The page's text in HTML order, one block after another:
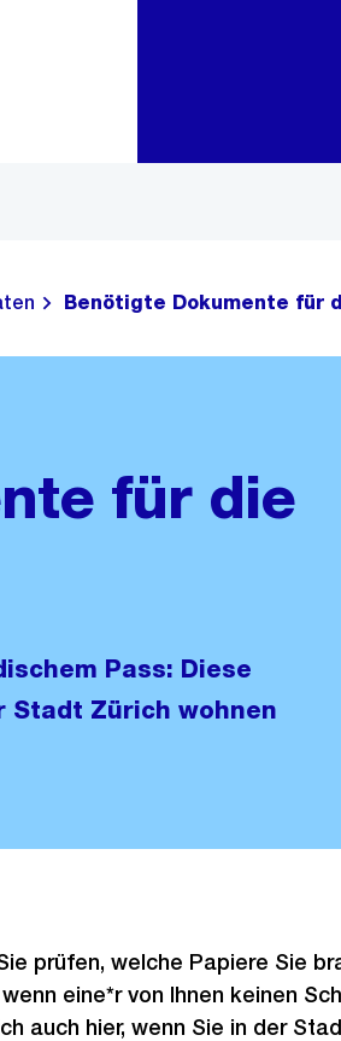
Benötigte Dokumente für
für die
Pass: Diese
Stadt Zürich wohnen
prüfen, welche Papiere Sie
eine*r von Ihnen keinen
auch hier, wenn Sie in der